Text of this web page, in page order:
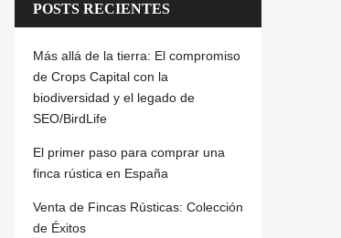
POSTS RECIENTES
Más allá de la tierra: El compromiso
de Crops Capital con la
biodiversidad y el legado de
SEO/BirdLife
El primer paso para comprar una
finca rústica en España
Venta de Fincas Rústicas: Colección
de Éxitos